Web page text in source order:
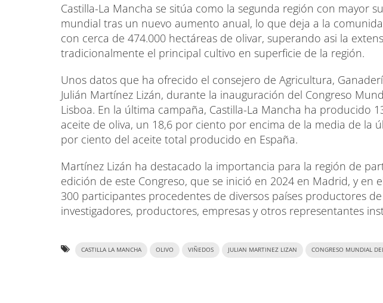
Castilla-La Mancha se sitúa como la segunda región con mayor
mundial tras un nuevo aumento anual, lo que deja a la
con cerca de 474.000 hectáreas de olivar, superando asi la
tradicionalmente el principal cultivo en superficie de la región.
Unos datos que ha ofrecido el consejero de Agricultura,
Julián Martínez Lizán, durante la inauguración del Congreso
Lisboa. En la última campaña, Castilla-La Mancha ha producido
aceite de oliva, un 18,6 por ciento por encima de la media de la
por ciento del aceite total producido en España.
Martínez Lizán ha destacado la importancia para la región de
edición de este Congreso, que se inició en 2024 en Madrid, y en
300 participantes procedentes de diversos países productores
investigadores, productores, empresas y otros representantes
CASTILLA LA MANCHA OLIVO VIÑEDOS JULIAN MARTINEZ LIZAN CONGRESO MUNDIAL